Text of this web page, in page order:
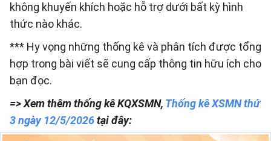
không khuyến khích hoặc hỗ trợ dưới bất kỳ hình
thức nào khác.
*** Hy vọng những thống kê và phân tích được tổng
hợp trong bài viết sẽ cung cấp thông tin hữu ích cho
bạn đọc.
=> Xem thêm thống kê KQXSMN, Thống kê XSMN thứ
3 ngày 12/5/2026tại đây: